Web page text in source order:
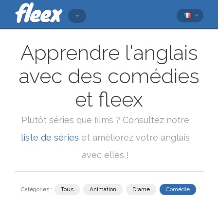
Apprendre l'anglais
avec des comédies
et fleex
Plutôt séries que films ? Consultez notre
liste de séries et améliorez votre anglais
avec elles !
Catégories : Tous Animation Drame Comédie